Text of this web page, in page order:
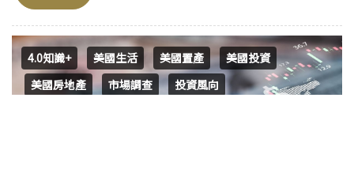
4.0知識+ 美國生活 美國置產
美國投資
美國房地產
市場調查 投資風向